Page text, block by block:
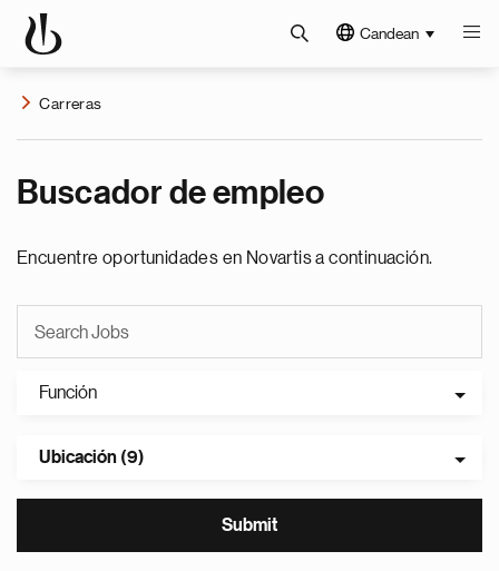
Candean
Carreras
Buscador de empleo
Encuentre oportunidades en Novartis a continuación.
Función
Ubicación (9)